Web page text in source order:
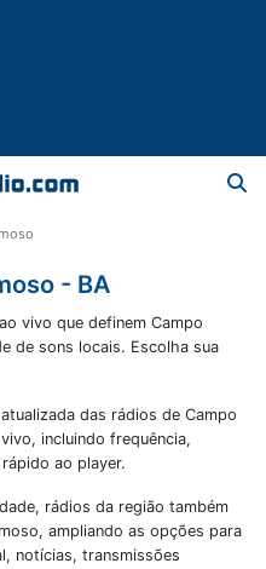
- BA
vivo que definem Campo
de sons locais. Escolha sua
das rádios de Campo
incluindo frequência,
ao player.
rádios da região também
, ampliando as opções para
notícias, transmissões